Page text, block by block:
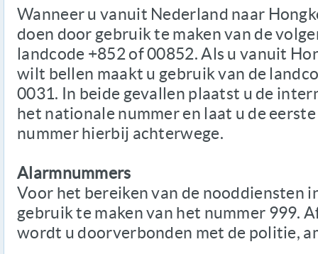
Wanneer u vanuit Nederland naar
doen door gebruik te maken van de
landcode +852 of 00852. Als u vanuit
wilt bellen maakt u gebruik van de
0031. In beide gevallen plaatst u de
het nationale nummer en laat u de
nummer hierbij achterwege.
Alarmnummers
Voor het bereiken van de nooddiensten
gebruik te maken van het nummer 999.
wordt u doorverbonden met de politie,